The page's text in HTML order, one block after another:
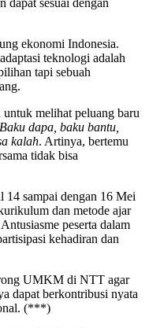
ekonomi Indonesia.
teknologi adalah
tapi sebuah
melihat peluang baru
Baku dapa, baku bantu,
kalah. Artinya, bertemu
tidak bisa
14 sampai dengan 16 Mei
dan metode ajar
peserta dalam
kehadiran dan
UMKM di NTT agar
dapat berkontribusi nyata
(***)